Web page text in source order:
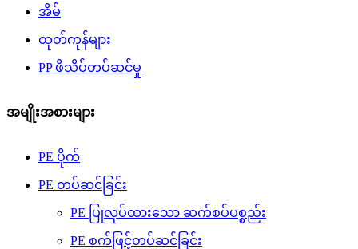
အိမ်
ထုတ်ကုန်များ
PP ဖိသိပ်တပ်ဆင်မှု
အမျိုးအစားများ
PE ပိုက်
PE တပ်ဆင်ခြင်း
PE ပြုလုပ်ထားသော ဆက်စပ်ပစ္စည်း
PE စက်ဖြင့်တပ်ဆင်ခြင်း